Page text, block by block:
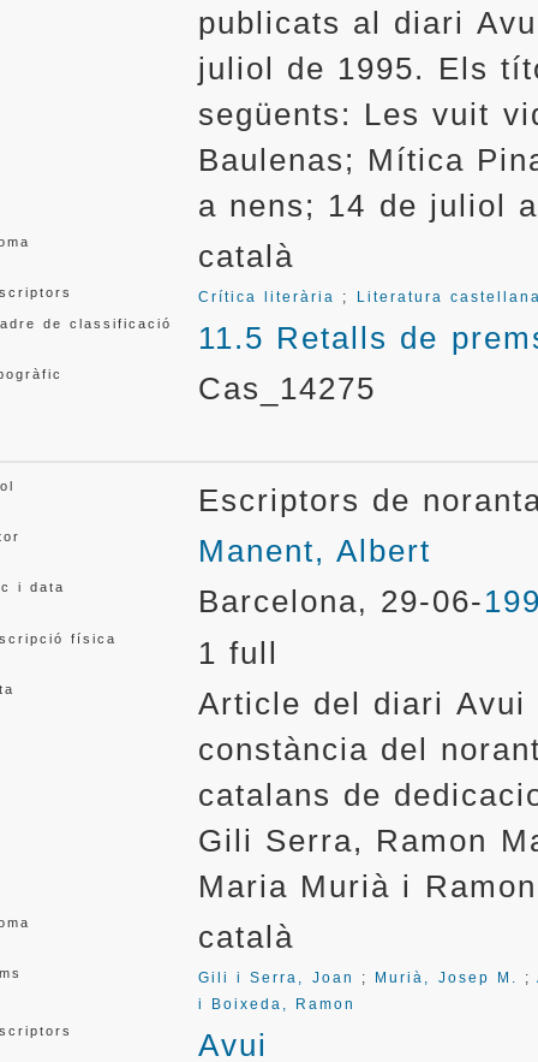
publicats al diari
juliol de 1995. Els
següents: Les vuit
Baulenas; Mítica
a nens; 14 de juliol
català
Crítica literària ; Literatura
de classificació 11.5 Retalls de
Cas_14275
Escriptors de
Manent, Albert
i data Barcelona, 29-06-
física 1 full
Article del diari Avui
constància del
catalans de
Gili Serra, Ramon
Maria Murià i
català
Gili i Serra, Joan ; Murià, Josep M. ;
i Boixeda, Ramon
Avui